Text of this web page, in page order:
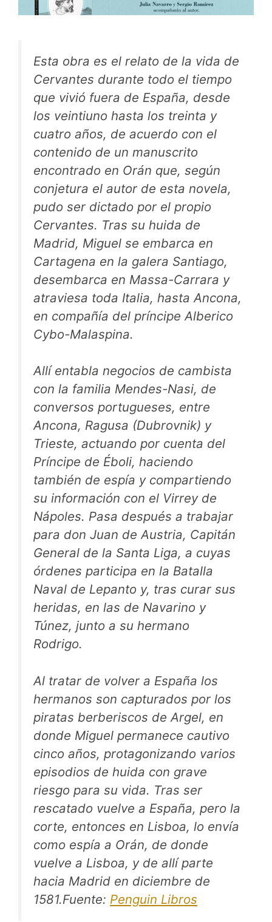
Esta obra es el relato de la vida de
Cervantes durante todo el tiempo
que vivió fuera de España, desde
los veintiuno hasta los treinta y
cuatro años, de acuerdo con el
contenido de un manuscrito
encontrado en Orán que, según
conjetura el autor de esta novela,
pudo ser dictado por el propio
Cervantes. Tras su huida de
Madrid, Miguel se embarca en
Cartagena en la galera Santiago,
desembarca en Massa-Carrara y
atraviesa toda Italia, hasta Ancona,
en compañía del príncipe Alberico
Cybo-Malaspina.
Allí entabla negocios de cambista
con la familia Mendes-Nasi, de
conversos portugueses, entre
Ancona, Ragusa (Dubrovnik) y
Trieste, actuando por cuenta del
Príncipe de Éboli, haciendo
también de espía y compartiendo
su información con el Virrey de
Nápoles. Pasa después a trabajar
para don Juan de Austria, Capitán
General de la Santa Liga, a cuyas
órdenes participa en la Batalla
Naval de Lepanto y, tras curar sus
heridas, en las de Navarino y
Túnez, junto a su hermano
Rodrigo.
Al tratar de volver a España los
hermanos son capturados por los
piratas berberiscos de Argel, en
donde Miguel permanece cautivo
cinco años, protagonizando varios
episodios de huida con grave
riesgo para su vida. Tras ser
rescatado vuelve a España, pero la
corte, entonces en Lisboa, lo envía
como espía a Orán, de donde
vuelve a Lisboa, y de allí parte
hacia Madrid en diciembre de
1581.Fuente: Penguin Libros